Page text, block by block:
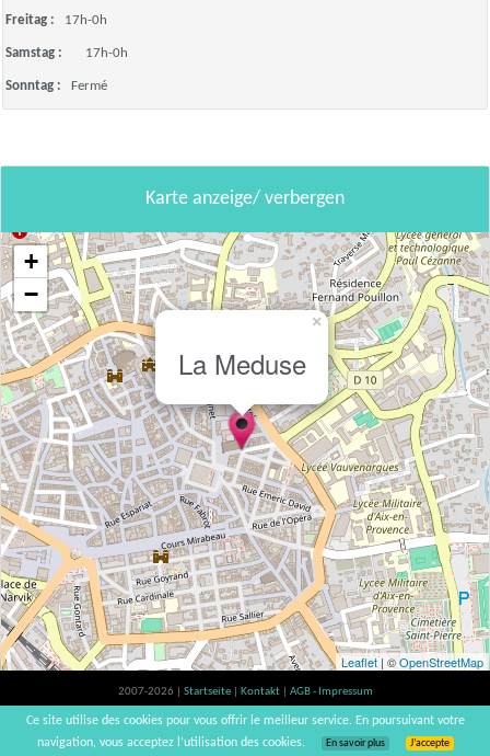
Freitag : 17h-0h
Samstag : 17h-0h
Sonntag : Fermé
Karte anzeige/ verbergen
La Meduse
×
+
−
Leaflet | ©OpenStreetMap
2007-2026 | Startseite Kontakt
AGB - Impressum
Der Verzehr von Alkohol ist gesundheitsschädlich, Verzehr in Maßen empfohlen |
vinsnaturels | v3.12
Ce site utilise des cookies pour vous offrir le meilleur service. En poursuivant votre
navigation, vous acceptez l’utilisation des cookies.
En savoir plus J’accepte